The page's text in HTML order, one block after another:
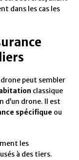
dans les cas les
drone peut sembler
classique
d’un drone. Il est
spécifique ou
les
à des tiers.